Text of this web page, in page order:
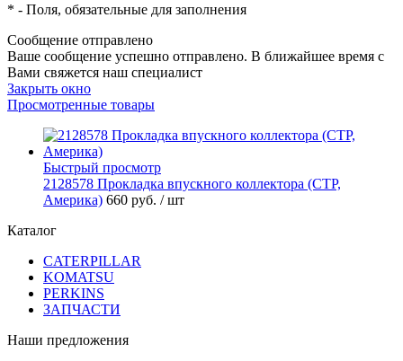
* - Поля, обязательные для заполнения
Сообщение отправлено
Ваше сообщение успешно отправлено. В ближайшее время с
Вами свяжется наш специалист
Закрыть окно
Просмотренные товары
Быстрый просмотр
2128578 Прокладка впускного коллектора (CTP,
Америка) 660 руб. / шт
Каталог
CATERPILLAR
KOMATSU
PERKINS
ЗАПЧАСТИ
Наши предложения